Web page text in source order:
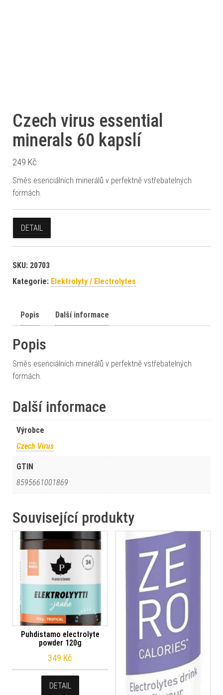
Czech virus essential
minerals 60 kapslí
249 Kč
Směs esenciálních minerálů v perfektně vstřebatelných
formách.
DETAIL
SKU: 20703
Kategorie: Elektrolyty / Electrolytes
Popis Další informace
Popis
Směs esenciálních minerálů v perfektně vstřebatelných
formách.
Další informace
Výrobce
Czech Virus
GTIN
8595661001869
Související produkty
Puhdistamo electrolyte
powder 120g
349 Kč
DETAIL